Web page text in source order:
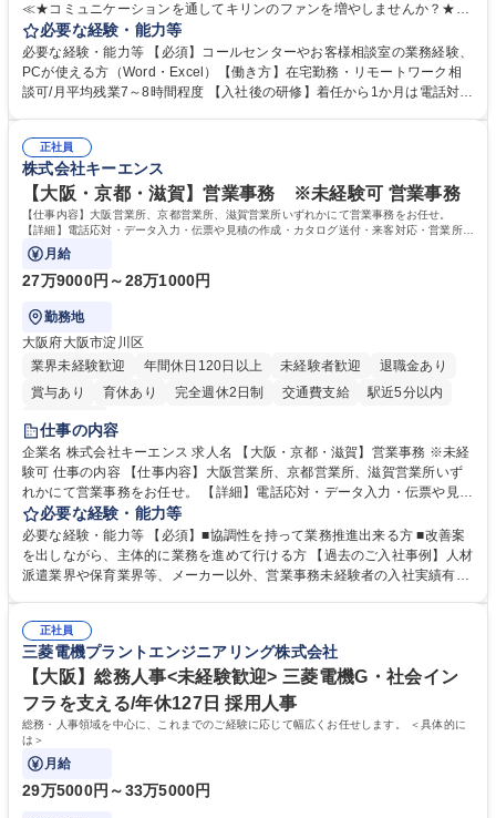
≪★コミュニケーションを通してキリンのファンを増やしませんか？★≫
お客様のお声をより良い商品づくりに活かしていく上で、窓口となるお客
様相談室でのお仕事です。 日々お客様からいただくキリングループへのご
意見を、企業活動に活かしています。お客様からの声に迅速かつ誠意をも
って対応、情報提供するとともにグループ内活動に反映しています。 【具
平均100件前後■メール・手紙：同上40件前後 募集職種 中野本社【お客様
相談室】お客様のお声をもとにより良い商品づくりへ貢献
必要な経験・能力等
必要な経験・能力等 【必須】コールセンターやお客様相談室の業務経験、
PCが使える方（Word・Excel）【働き方】在宅勤務・リモートワーク相
談可/月平均残業7～8時間程度 【入社後の研修】着任から1か月は電話対応
すのでご安心ください。 【当社について】キリングループの広報機能を担
う会社として、お客様との出会いを大切にし、磨き上げたホスピタリティ
を込めてコミュニケーションをとりながら広報関連業務を行っておりま
す。 学歴・資格 学歴：大学院 大学 高専 短大 専修学校 高校 語学力： 資
格：
正社員
株式会社キーエンス
【大阪・京都・滋賀】営業事務 ※未経験可 営業事務
【仕事内容】大阪営業所、京都営業所、滋賀営業所いずれかにて営業事務をお任せ。
【詳細】電話応対・データ入力・伝票や見積の作成・カタログ送付・来客対応・営業所内
で発生する事務業務や業務改善をお任せ。
月給
27万9000円～28万1000円
勤務地
大阪府大阪市淀川区
業界未経験歓迎
年間休日120日以上 未経験者歓迎
退職金あり
賞与あり
育休あり 完全週休2日制 交通費支給
駅近5分以内
土日祝休み
仕事の内容
企業名 株式会社キーエンス 求人名 【大阪・京都・滋賀】営業事務 ※未経
験可 仕事の内容 【仕事内容】大阪営業所、京都営業所、滋賀営業所いず
れかにて営業事務をお任せ。 【詳細】電話応対・データ入力・伝票や見積
の作成・カタログ送付・来客対応・営業所内で発生する事務業務や業務改
善をお任せ。 【教育制度】ご入社後、育成担当とペアになりながらOJTに
て業務を覚えていただくことが可能です。業務システムがきちんと構築さ
れているため、スムーズに仕事に慣れることができる環境です。また、
募集職種 【大阪・京都・滋賀】営業事務 ※未経験可
必要な経験・能力等
必要な経験・能力等 【必須】■協調性を持って業務推進出来る方 ■改善案
を出しながら、主体的に業務を進めて行ける方 【過去のご入社事例】人材
派遣業界や保育業界等、メーカー以外、営業事務未経験者の入社実績有
えて、お客様や社員の状況に合わせ、能動的なサポート、改善の動きも期
待され。組織を支えるスペシャリストとして、チームに貢献し、結果的に
社員から頼られる存在になることができます。平均19:30の退勤以降の業
務の持ち帰りも禁止されており、メリハリのある働き方となります。 学
歴・資格 学歴：大学院 大学 高専 短大 語学力： 資格：
正社員
三菱電機プラントエンジニアリング株式会社
【大阪】総務人事<未経験歓迎> 三菱電機G・社会イン
フラを支える/年休127日 採用人事
総務・人事領域を中心に、これまでのご経験に応じて幅広くお任せします。 ＜具体的に
は＞
月給
29万5000円～33万5000円